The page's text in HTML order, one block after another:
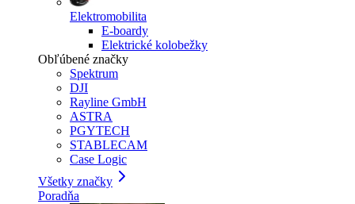
Elektromobilita
E-boardy
Elektrické kolobežky
Obľúbené značky
Spektrum
DJI
Rayline GmbH
ASTRA
PGYTECH
STABLECAM
Case Logic
Všetky značky
Poradňa